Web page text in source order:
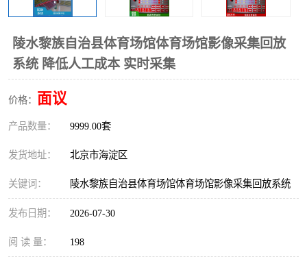
陵水黎族自治县体育场馆体育场馆影像采集回放
系统 降低人工成本 实时采集
价格： 面议
产品数量： 9999.00套
发货地址： 北京市海淀区
关键词： 陵水黎族自治县体育场馆体育场馆影像采集回放系统
发布日期： 2026-07-30
阅 读 量： 198